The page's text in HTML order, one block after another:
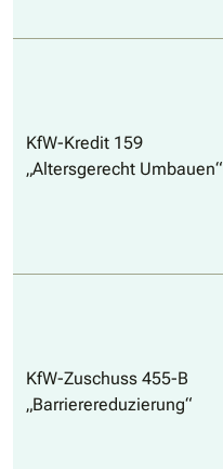
KfW-Kredit 159
„Altersgerecht Umbauen“
KfW-Zuschuss 455-B
„Barrierereduzierung“